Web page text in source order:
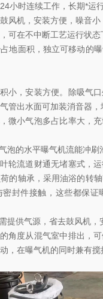
24小时连续工作，长期*运
风机，安装方便，噪音小
可在不中断工艺运行状态
地面积，独立可移动的
小，安装方便。除吸气
管出水面可加装消音器，
微小气泡多占比率大，
泡的水平曝气机流能冲刷
轮流道财通无堵塞式，
的轴承，采用油浴的转
密封件接触，这些都保证
提供气源，省去鼓风机，
角度从混气室中排出，
，在曝气机的同时兼有搅